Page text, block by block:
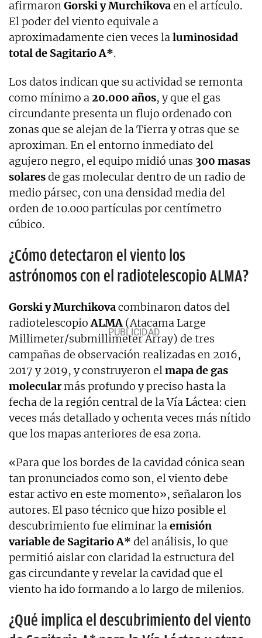
afirmaronGorski y Murchikovaen el artículo.
El poder del viento equivale a
aproximadamente cien veces laluminosidad
total de Sagitario A*.
Los datos indican que su actividad se remonta
como mínimo a20.000 años, y que el gas
circundante presenta un flujo ordenado con
zonas que se alejan de la Tierra y otras que se
aproximan. En el entorno inmediato del
agujero negro, el equipo midió unas 300 masas
solaresde gas molecular dentro de un radio de
medio pársec, con una densidad media del
orden de 10.000 partículas por centímetro
cúbico.
¿Cómo detectaron el viento los
astrónomos con el radiotelescopio ALMA?
Gorski y Murchikovacombinaron datos del
radiotelescopioALMA (Atacama Large
Millimeter/submillimeter Array) de tres
campañas de observación realizadas en 2016,
2017 y 2019, y construyeron elmapa de gas
molecularmás profundo y preciso hasta la
fecha de la región central de la Vía Láctea: cien
veces más detallado y ochenta veces más nítido
que los mapas anteriores de esa zona.
«Para que los bordes de la cavidad cónica sean
tan pronunciados como son, el viento debe
estar activo en este momento», señalaron los
autores. El paso técnico que hizo posible el
descubrimiento fue eliminar laemisión
variable de Sagitario A* del análisis, lo que
permitió aislar con claridad la estructura del
gas circundante y revelar la cavidad que el
viento ha ido formando a lo largo de milenios.
¿Qué implica el descubrimiento del viento